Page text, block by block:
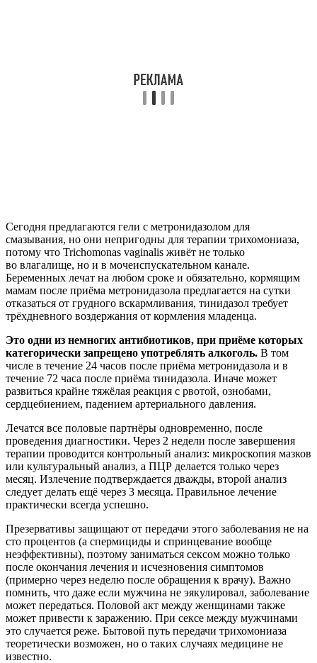
Сегодня предлагаются гели с метронидазолом для
смазывания, но они непригодны для терапии трихомониаза,
потому что Trichomonas vaginalis живёт не только
во влагалище, но и в мочеиспускательном канале.
Беременных лечат на любом сроке и обязательно, кормящим
мамам после приёма метронидазола предлагается на сутки
отказаться от грудного вскармливания, тинидазол требует
трёхдневного воздержания от кормления младенца.
Это одни из немногих антибиотиков, при приёме которых
категорически запрещено употреблять алкоголь. В том
числе в течение 24 часов после приёма метронидазола и в
течение 72 часа после приёма тинидазола. Иначе может
развиться крайне тяжёлая реакция с рвотой, ознобами,
сердцебиением, падением артериального давления.
Лечатся все половые партнёры одновременно, после
проведения диагностики. Через 2 недели после завершения
терапии проводится контрольный анализ: микроскопия мазков
или культуральный анализ, а ПЦР делается только через
месяц. Излечение подтверждается дважды, второй анализ
следует делать ещё через 3 месяца. Правильное лечение
практически всегда успешно.
Презервативы защищают от передачи этого заболевания не на
сто процентов (а спермициды и спринцевание вообще
неэффективны), поэтому заниматься сексом можно только
после окончания лечения и исчезновения симптомов
(примерно через неделю после обращения к врачу). Важно
помнить, что даже если мужчина не эякулировал, заболевание
может передаться. Половой акт между женщинами также
может привести к заражению. При сексе между мужчинами
это случается реже. Бытовой путь передачи трихомониаза
теоретически возможен, но о таких случаях медицине не
известно.